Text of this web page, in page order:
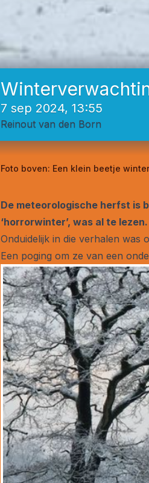
7 sep 2024, 13:55
Reinout van den Born
Foto boven: Een klein beetje
De meteorologische herfst is
‘horrorwinter’, was al te
Onduidelijk in die verhalen was
Een poging om ze van een